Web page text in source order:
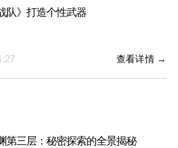
队》打造个性武器
查看详情 →
第三层：秘密探索的全景揭秘